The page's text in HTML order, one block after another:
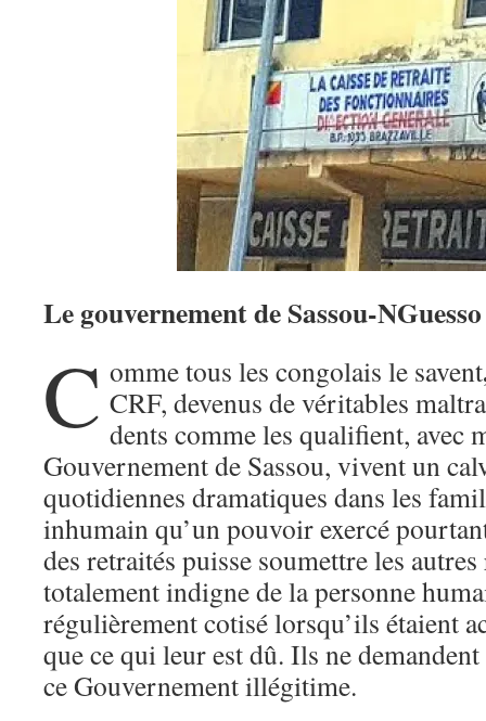
Le gouvernement de Sassou-
C omme tous les congolais le savent
CRF, devenus de véritables
dents comme les qualifient, avec
Gouvernement de Sassou, vivent un
quotidiennes dramatiques dans les
inhumain qu’un pouvoir exercé
des retraités puisse soumettre les
totalement indigne de la personne
régulièrement cotisé lorsqu’ils étaient
que ce qui leur est dû. Ils ne
ce Gouvernement illégitime.